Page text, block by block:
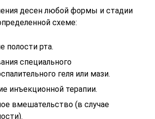
десен любой формы и стадии
схеме:
полости рта.
специального
геля или мази.
инъекционной терапии.
вмешательство (в случае